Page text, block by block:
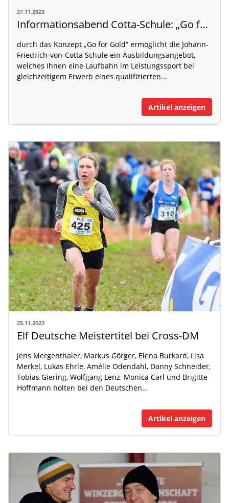
27.11.2023
Informationsabend Cotta-Schule: „Go for Gold“
durch das Konzept „Go for Gold“ ermöglicht die Johann-
Friedrich-von-Cotta Schule ein Ausbildungsangebot,
welches Ihnen eine Laufbahn im Leistungssport bei
gleichzeitigem Erwerb eines qualifizierten…
Artikel anzeigen
25.11.2023
Elf Deutsche Meistertitel bei Cross-DM
Jens Mergenthaler, Markus Görger, Elena Burkard, Lisa
Merkel, Lukas Ehrle, Amélie Odendahl, Danny Schneider,
Tobias Giering, Wolfgang Lenz, Monica Carl und Brigitte
Hoffmann holten bei den Deutschen…
Artikel anzeigen